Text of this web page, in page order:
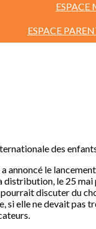
ESPACE
ESPACE
des
le
le 25
discuter du
elle ne devait pas